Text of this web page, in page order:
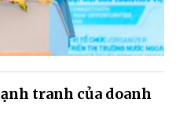
tranh của doanh